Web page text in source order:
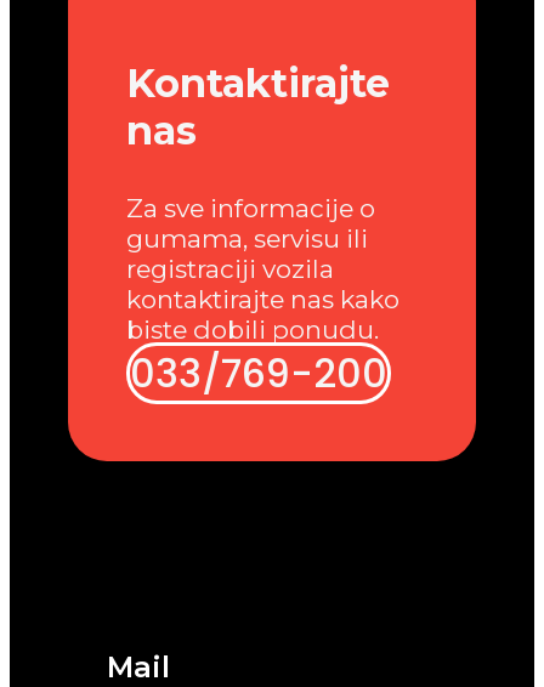
Mail
Kontaktirajte
nas
Za sve informacije o
gumama, servisu ili
registraciji vozila
kontaktirajte nas kako
biste dobili ponudu.
033/769-200